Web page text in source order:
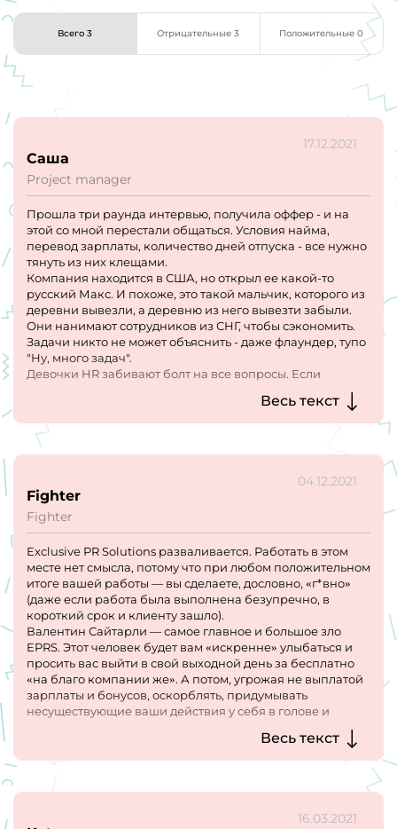
Всего 3 Отрицательные 3 Положительные 0
17.12.2021
Саша
Project manager
Прошла три раунда интервью, получила оффер - и на
этой со мной перестали общаться. Условия найма,
перевод зарплаты, количество дней отпуска - все нужно
тянуть из них клещами.
Компания находится в США, но открыл ее какой-то
русский Макс. И похоже, это такой мальчик, которого из
деревни вывезли, а деревню из него вывезти забыли.
Они нанимают сотрудников из СНГ, чтобы сэкономить.
Задачи никто не может объяснить - даже флаундер, тупо
"Ну, много задач".
Девочки HR забивают болт на все вопросы. Если
спрашиваешь, в какой-то момент дают прямые контакты
Кстати, интервью были по видео-связи и ни одного лица
так и не увидела.
Весь текст
04.12.2021
Fighter
Fighter
Exclusive PR Solutions разваливается. Работать в этом
месте нет смысла, потому что при любом положительном
итоге вашей работы — вы сделаете, дословно, «г*вно»
(даже если работа была выполнена безупречно, в
короткий срок и клиенту зашло).
Валентин Сайтарли — самое главное и большое зло
EPRS. Этот человек будет вам «искренне» улыбаться и
просить вас выйти в свой выходной день за бесплатно
«на благо компании же». А потом, угрожая не выплатой
зарплаты и бонусов, оскорблять, придумывать
несуществующие ваши действия у себя в голове и
наличие ТЗ считается позором и не умением
выстраивать свою работу самостоятельно. Берёте на
все обязанности, не будут давать адекватной обратной
словами: «ты че ниче не сделал? Прошла неделя, где
Весь текст
16.03.2021